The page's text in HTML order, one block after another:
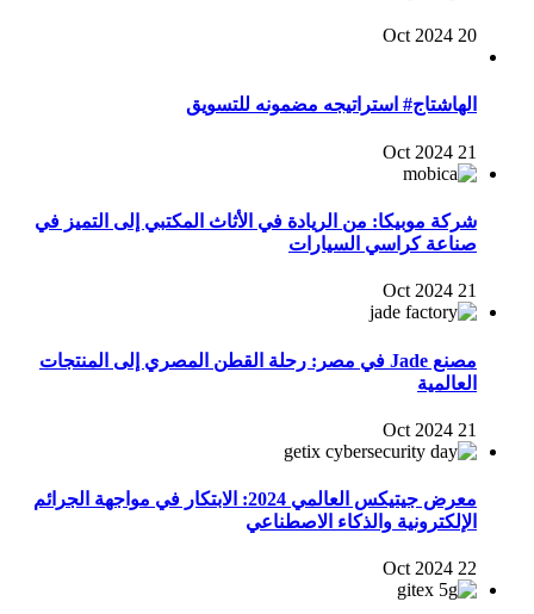
20 Oct 2024
الهاشتاج# استراتيجه مضمونه للتسويق
21 Oct 2024
شركة موبيكا: من الريادة في الأثاث المكتبي إلى التميز في
صناعة كراسي السيارات
21 Oct 2024
مصنع Jade في مصر: رحلة القطن المصري إلى المنتجات
العالمية
21 Oct 2024
معرض جيتيكس العالمي 2024: الابتكار في مواجهة الجرائم
الإلكترونية والذكاء الاصطناعي
22 Oct 2024